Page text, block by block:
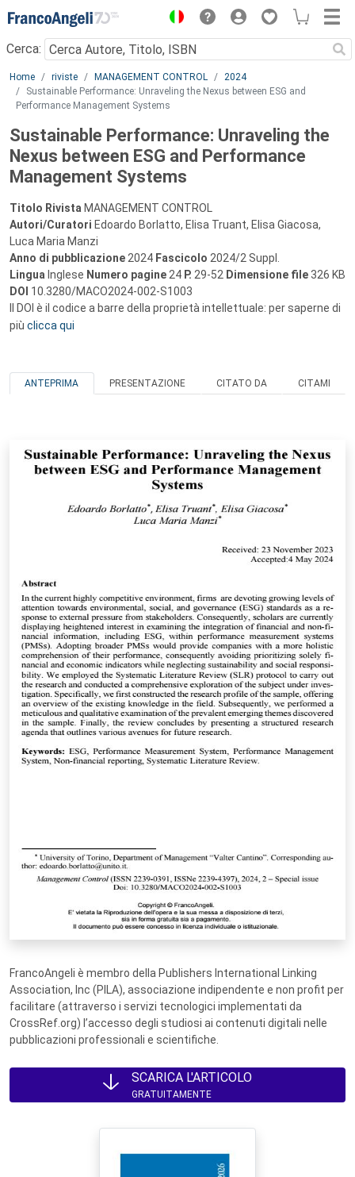
Menu
Cerca:
Main content
Home riviste MANAGEMENT CONTROL
2024
Sustainable Performance: Unraveling the Nexus between ESG and
Performance Management Systems
Sustainable Performance: Unraveling the
Nexus between ESG and Performance
Management Systems
Titolo Rivista MANAGEMENT CONTROL
Autori/Curatori Edoardo Borlatto, Elisa Truant, Elisa Giacosa,
Luca Maria Manzi
Anno di pubblicazione 2024 Fascicolo 2024/2 Suppl.
Lingua Inglese Numero pagine 24 P. 29-52 Dimensione file 326 KB
DOI 10.3280/MACO2024-002-S1003
Il DOI è il codice a barre della proprietà intellettuale: per saperne di
più clicca qui
ANTEPRIMA PRESENTAZIONE CITATO DA CITAMI
FrancoAngeli è membro della Publishers International Linking
Association, Inc (PILA), associazione indipendente e non profit per
facilitare (attraverso i servizi tecnologici implementati da
CrossRef.org) l’accesso degli studiosi ai contenuti digitali nelle
pubblicazioni professionali e scientifiche.
SCARICA L'ARTICOLO
GRATUITAMENTE